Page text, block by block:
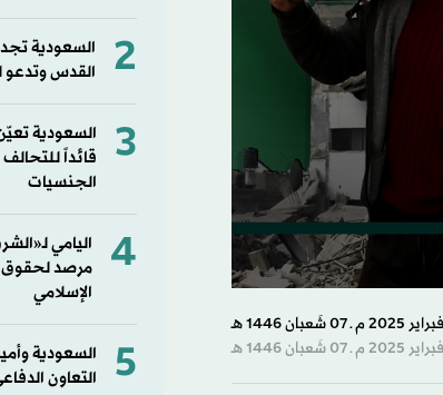
seconds
of
1
23
2
السعودية
القدس
3
السعودية
قائداً
الجنسيات
4
اليامي
مرصد لحقوق
الإسلامي
5
السعودية
التعاون